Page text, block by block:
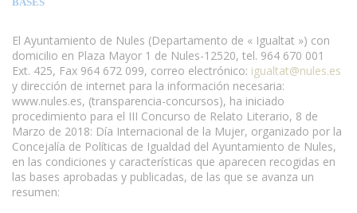
El Ayuntamiento de Nules (Departamento de « Igualtat ») con
domicilio en Plaza Mayor 1 de Nules-12520, tel. 964 670 001
Ext. 425, Fax 964 672 099, correo electrónico: igualtat@nules.es
y dirección de internet para la información necesaria:
www.nules.es, (transparencia-concursos), ha iniciado
procedimiento para el III Concurso de Relato Literario, 8 de
Marzo de 2018: Día Internacional de la Mujer, organizado por la
Concejalía de Políticas de Igualdad del Ayuntamiento de Nules,
en las condiciones y características que aparecen recogidas en
las bases aprobadas y publicadas, de las que se avanza un
resumen: